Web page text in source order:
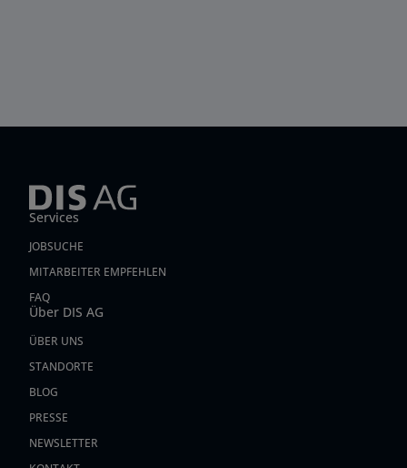
Services
JOBSUCHE
MITARBEITER EMPFEHLEN
FAQ
Über DIS AG
ÜBER UNS
STANDORTE
BLOG
PRESSE
NEWSLETTER